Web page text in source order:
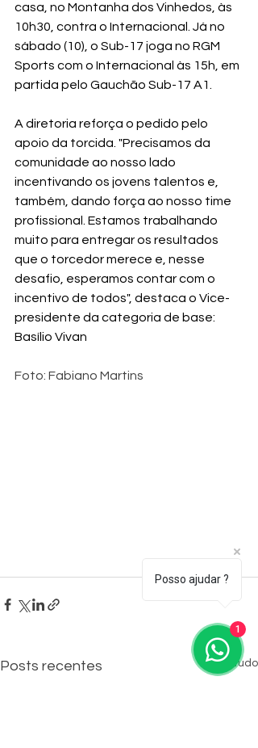
casa, no Montanha dos Vinhedos, às
10h30, contra o Internacional. Já no
sábado (10), o Sub-17 joga no RGM
Sports com o Internacional às 15h, em
partida pelo Gauchão Sub-17 A1.
A diretoria reforça o pedido pelo
apoio da torcida. "Precisamos da
comunidade ao nosso lado
incentivando os jovens talentos e,
também, dando força ao nosso time
profissional. Estamos trabalhando
muito para entregar os resultados
que o torcedor merece e, nesse
desafio, esperamos contar com o
incentivo de todos", destaca o Vice-
presidente da categoria de base:
Basílio Vivan
Foto: Fabiano Martins
Posts recentes Ver tudo
Posso ajudar ?
1